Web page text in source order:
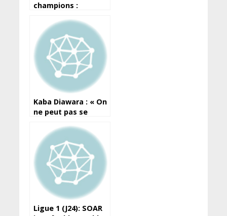
champions :
Young Boys
qualifiés pour les
poules
Kaba Diawara : « On
ne peut pas se
des erreurs
grossières »
Ligue 1 (J24): SOAR